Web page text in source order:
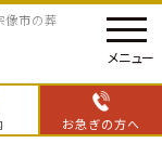
像市の葬
お急ぎの方へ
メニュー